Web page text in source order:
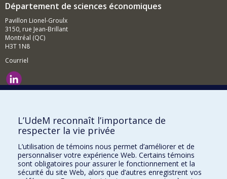
Département de sciences économiques
Pavillon Lionel-Groulx
3150, rue Jean-Brillant
Montréal (QC)
H3T 1N8
Courriel
Comment soutenir le Département?
BESOIN D'AIDE?
Plan du site
Signaler une erreur
Accessibilité
L’UdeM reconnaît l’importance de
respecter la vie privée
L’utilisation de témoins nous permet d’améliorer et de
personnaliser votre expérience Web. Certains témoins
sont obligatoires pour assurer le fonctionnement et la
sécurité du site Web, alors que d’autres enregistrent vos